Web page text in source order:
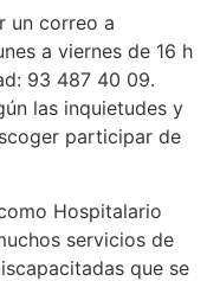
un correo a
a viernes de 16 h
93 487 40 09.
las inquietudes y
participar de
Hospitalario
servicios de
que se